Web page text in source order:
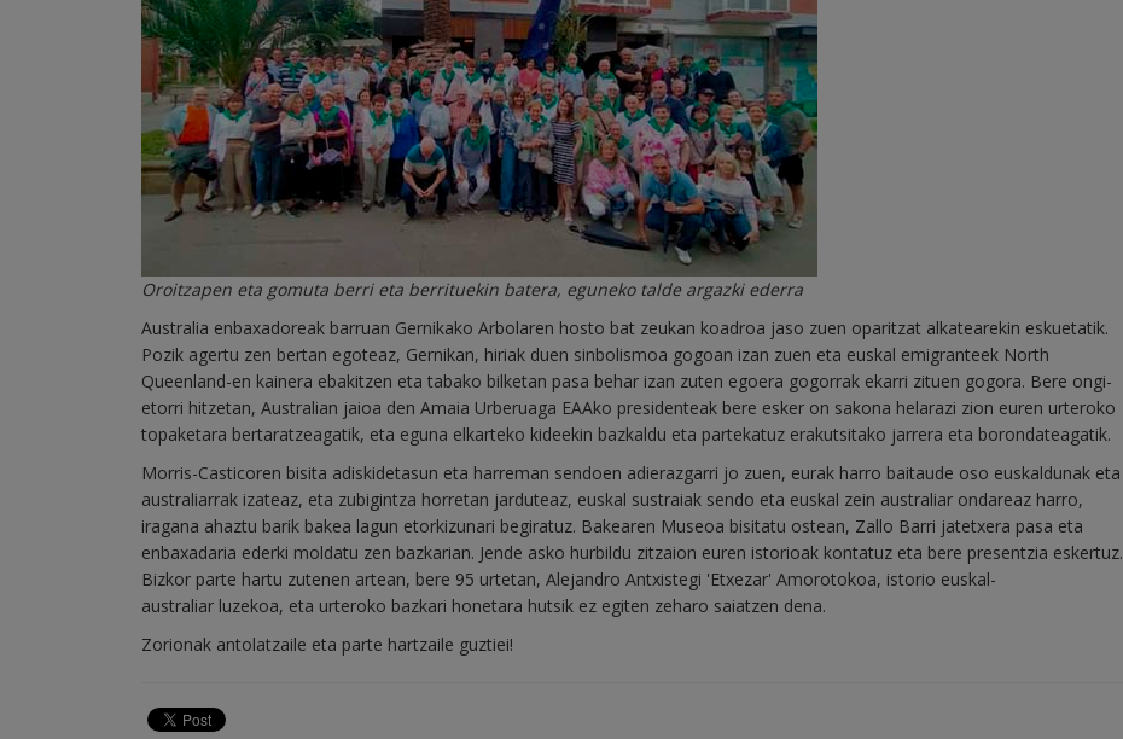
Oroitzapen eta gomuta berri eta berrituekin batera, eguneko talde argazki ederra
Australia enbaxadoreak barruan Gernikako Arbolaren hosto bat zeukan koadroa jaso zuen oparitzat alkatearekin eskuetatik.
Pozik agertu zen bertan egoteaz, Gernikan, hiriak duen sinbolismoa gogoan izan zuen eta euskal emigranteek North
Queenland-en kainera ebakitzen eta tabako bilketan pasa behar izan zuten egoera gogorrak ekarri zituen gogora. Bere ongi-
etorri hitzetan, Australian jaioa den Amaia Urberuaga EAAko presidenteak bere esker on sakona helarazi zion euren urteroko
topaketara bertaratzeagatik, eta eguna elkarteko kideekin bazkaldu eta partekatuz erakutsitako jarrera eta borondateagatik.
Morris-Casticoren bisita adiskidetasun eta harreman sendoen adierazgarri jo zuen, eurak harro baitaude oso euskaldunak eta
australiarrak izateaz, eta zubigintza horretan jarduteaz, euskal sustraiak sendo eta euskal zein australiar ondareaz harro,
iragana ahaztu barik bakea lagun etorkizunari begiratuz. Bakearen Museoa bisitatu ostean, Zallo Barri jatetxera pasa eta
enbaxadaria ederki moldatu zen bazkarian. Jende asko hurbildu zitzaion euren istorioak kontatuz eta bere presentzia eskertuz.
Bizkor parte hartu zutenen artean, bere 95 urtetan, Alejandro Antxistegi 'Etxezar' Amorotokoa, istorio euskal-
australiar luzekoa, eta urteroko bazkari honetara hutsik ez egiten zeharo saiatzen dena.
Zorionak antolatzaile eta parte hartzaile guztiei!